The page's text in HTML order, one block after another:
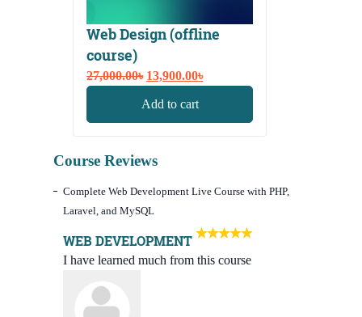
Web Design (offline
course)
27,000.00৳ Original
13,900.00৳Current
Add to cart
Course Reviews
Complete Web Development Live Course with PHP,
Laravel, and MySQL
WEB DEVELOPMENT
I have learned much from this course